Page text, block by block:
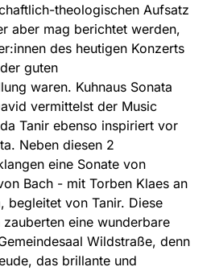
theologischen Aufsatz
aber mag berichtet werden,
des heutigen Konzerts
guten
waren. Kuhnaus Sonata
vermittelst der Music
Tanir ebenso inspiriert vor
Neben diesen 2
eine Sonate von
Bach - mit Torben Klaes an
begleitet von Tanir. Diese
eine wunderbare
Wildstraße, denn
das brillante und